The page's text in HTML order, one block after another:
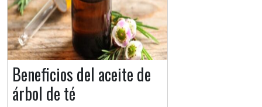
Beneficios del aceite de
árbol de té